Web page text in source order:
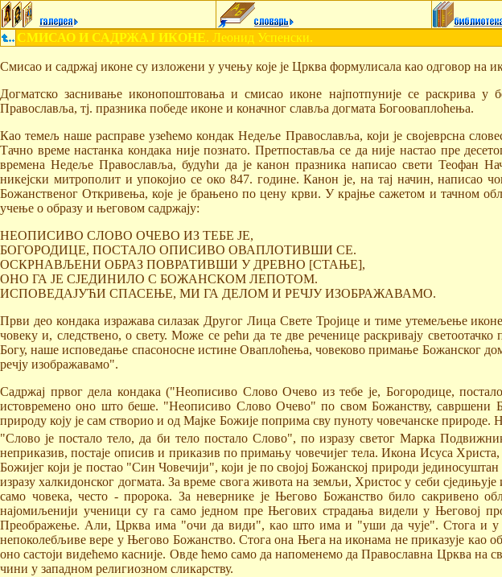
СМИСАО И САДРЖАЈ ИКОНЕ. Леонид Успенски.
Смисао и садржај иконе су изложени у учењу које је Црква формулисала као одговор на
Догматско заснивање иконопоштовања и смисао иконе најпотпуније се раскрива
Православља, тј. празника победе иконе и коначног славља догмата Богооваплоћења.
Као темељ наше расправе узећемо кондак Недеље Православља, који је својеврсна
Тачно време настанка кондака није познато. Претпоставља се да није настао пре
времена Недеље Православља, будући да је канон празника написао свети Теофан
никејски митрополит и упокојио се око 847. године. Канон је, на тај начин, написао
Божанственог Откривења, које је брањено по цену крви. У крајње сажетом и тачном
учење о образу и његовом садржају:
НЕОПИСИВО СЛОВО ОЧЕВО ИЗ ТЕБЕ ЈЕ,
БОГОРОДИЦЕ, ПОСТАЛО ОПИСИВО ОВАПЛОТИВШИ СЕ.
ОСКРНАВЉЕНИ ОБРАЗ ПОВРАТИВШИ У ДРЕВНО [СТАЊЕ],
ОНО ГА ЈЕ СЈЕДИНИЛО С БОЖАНСКОМ ЛЕПОТОМ.
ИСПОВЕДАЈУЋИ СПАСЕЊЕ, МИ ГА ДЕЛОМ И РЕЧЈУ ИЗОБРАЖАВАМО.
Први део кондака изражава силазак Другог Лица Свете Тројице и тиме утемељење
човеку и, следствено, о свету. Може се рећи да те две реченице раскривају
Богу, наше исповедање спасоносне истине Оваплоћења, човеково примање Божанског
речју изображавамо".
Садржај првог дела кондака ("Неописиво Слово Очево из тебе је, Богородице,
истовремено оно што беше. "Неописиво Слово Очево" по свом Божанству, савршени
природу коју је сам створио и од Мајке Божије поприма сву пуноту човечанске
"Слово је постало тело, да би тело постало Слово", по изразу светог Марка
неприказив, постаје описив и приказив по примању човечијег тела. Икона Исуса
Божијег који је постао "Син Човечији", који је по својој Божанској природи
изразу халкидонског догмата. За време свога живота на земљи, Христос у себи
само човека, често - пророка. За невернике је Његово Божанство било сакривено
најомиљенији ученици су га само једном пре Његових страдања видели у Његовој
Преображење. Али, Црква има "очи да види", као што има и "уши да чује". Стога и у
непоколебљиве вере у Његово Божанство. Стога она Њега на иконама не приказује као
оно састоји видећемо касније. Овде ћемо само да напоменемо да Православна Црква на
чини у западном религиозном сликарству.